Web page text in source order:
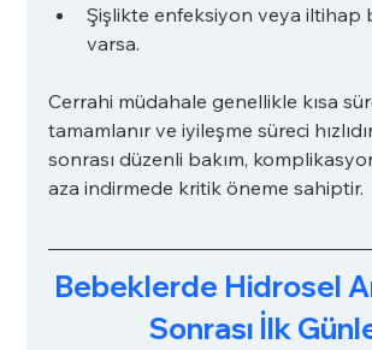
Şişlikte enfeksiyon veya iltihap
varsa.
Cerrahi müdahale genellikle kısa
tamamlanır ve iyileşme süreci
sonrası düzenli bakım,
aza indirmede kritik öneme sahiptir.
Bebeklerde Hidrosel
Sonrası İlk